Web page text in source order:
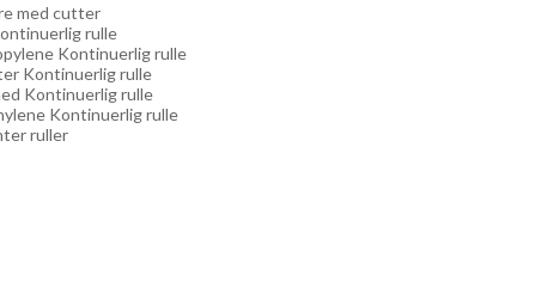
med cutter
rulle
Kontinuerlig rulle
Kontinuerlig rulle
Kontinuerlig rulle
Kontinuerlig rulle
ruller